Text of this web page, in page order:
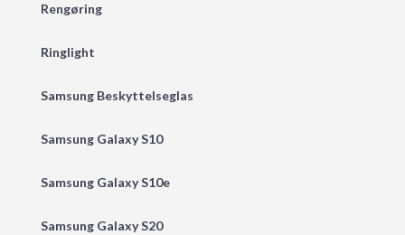
Rengøring
Ringlight
Samsung Beskyttelseglas
Samsung Galaxy S10
Samsung Galaxy S10e
Samsung Galaxy S20